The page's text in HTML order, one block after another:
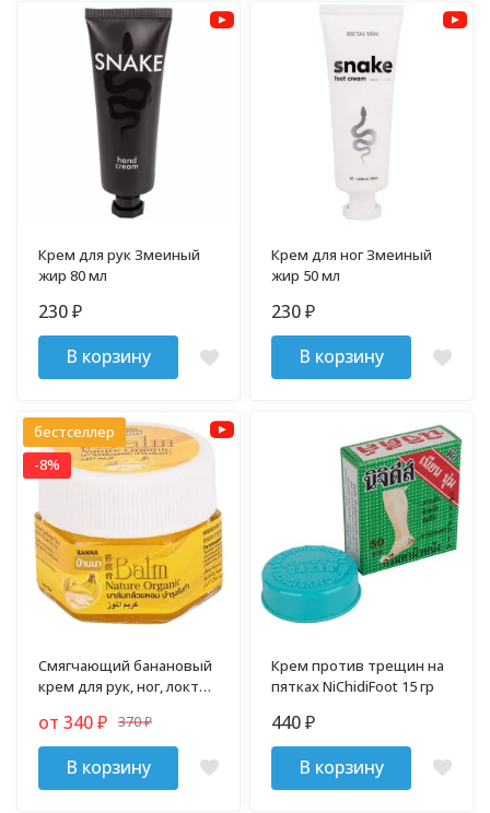
Крем для рук Змеиный
жир 80 мл
230₽
В корзину
Крем для ног Змеиный
жир 50 мл
230₽
В корзину
бестселлер
-8%
Смягчающий банановый
крем для рук, ног, локтей
от 340₽ 370₽
В корзину
Крем против трещин на
пятках NiChidiFoot 15 гр
440₽
В корзину